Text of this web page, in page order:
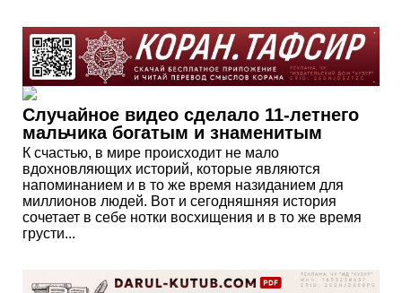
Случайное видео сделало 11-летнего
мальчика богатым и знаменитым
К счастью, в мире происходит не мало
вдохновляющих историй, которые являются
напоминанием и в то же время назиданием для
миллионов людей. Вот и сегодняшняя история
сочетает в себе нотки восхищения и в то же время
грусти...